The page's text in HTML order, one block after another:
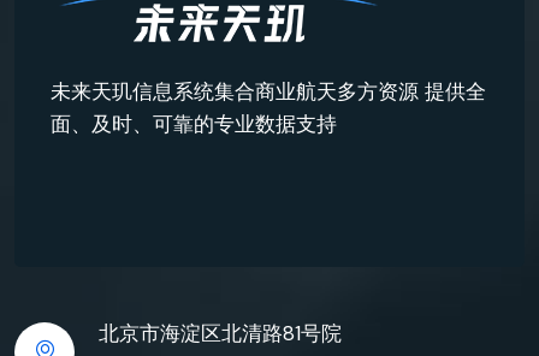
未来天玑信息系统集合商业航天多方资源 提供全
面、及时、可靠的专业数据支持
北京市海淀区北清路81号院